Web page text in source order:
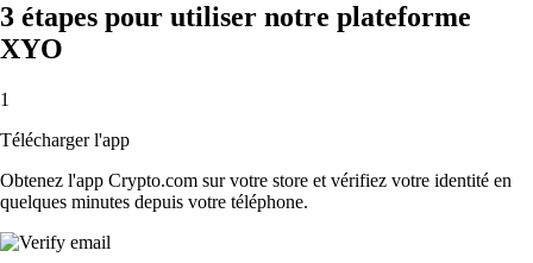
3 étapes pour utiliser notre plateforme
XYO
1
Télécharger l'app
Obtenez l'app Crypto.com sur votre store et vérifiez votre identité en
quelques minutes depuis votre téléphone.